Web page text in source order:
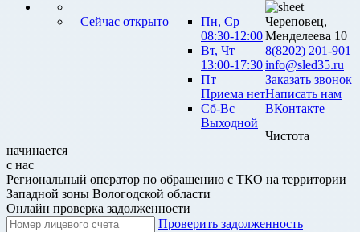
Сейчас открыто
Пн, Ср
08:30-12:00
Вт, Чт
13:00-17:30
Пт
Приема нет
Сб-Вс
Выходной
Череповец,
Менделеева 10
8(8202) 201-901
info@sled35.ru
Заказать звонок
Написать нам
ВКонтакте
Чистота
начинается
с нас
Региональный оператор по обращению с ТКО на территории
Западной зоны Вологодской области
Онлайн проверка задолженности
Проверить задолженность